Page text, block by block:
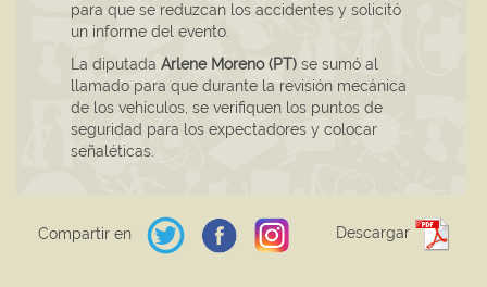
para que se reduzcan los accidentes y solicitó
un informe del evento.
La diputada Arlene Moreno (PT) se sumó al
llamado para que durante la revisión mecánica
de los vehículos, se verifiquen los puntos de
seguridad para los expectadores y colocar
señaléticas.
Compartir en Descargar